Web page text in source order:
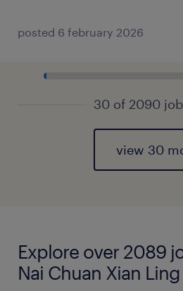
posted 6 february 2026
30 of 2090
view 30
Explore over 2089
Nai Chuan Xian